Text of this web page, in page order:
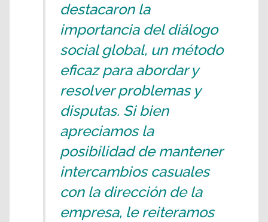
destacaron la
importancia del diálogo
social global, un método
eficaz para abordar y
resolver problemas y
disputas. Si bien
apreciamos la
posibilidad de mantener
intercambios casuales
con la dirección de la
empresa, le reiteramos